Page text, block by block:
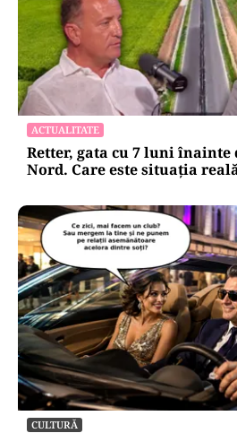
ACTUALITATE
Retter, gata cu 7 luni înainte
Nord. Care este situația
CULTURĂ